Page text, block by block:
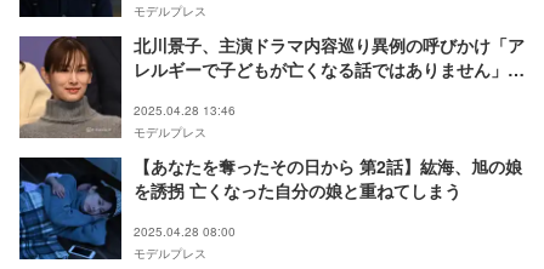
モデルプレス
北川景子、主演ドラマ内容巡り異例の呼びかけ「ア
レルギーで子どもが亡くなる話ではありません」制
2025.04.28 13:46
モデルプレス
【あなたを奪ったその日から 第2話】紘海、旭の娘
を誘拐 亡くなった自分の娘と重ねてしまう
2025.04.28 08:00
モデルプレス